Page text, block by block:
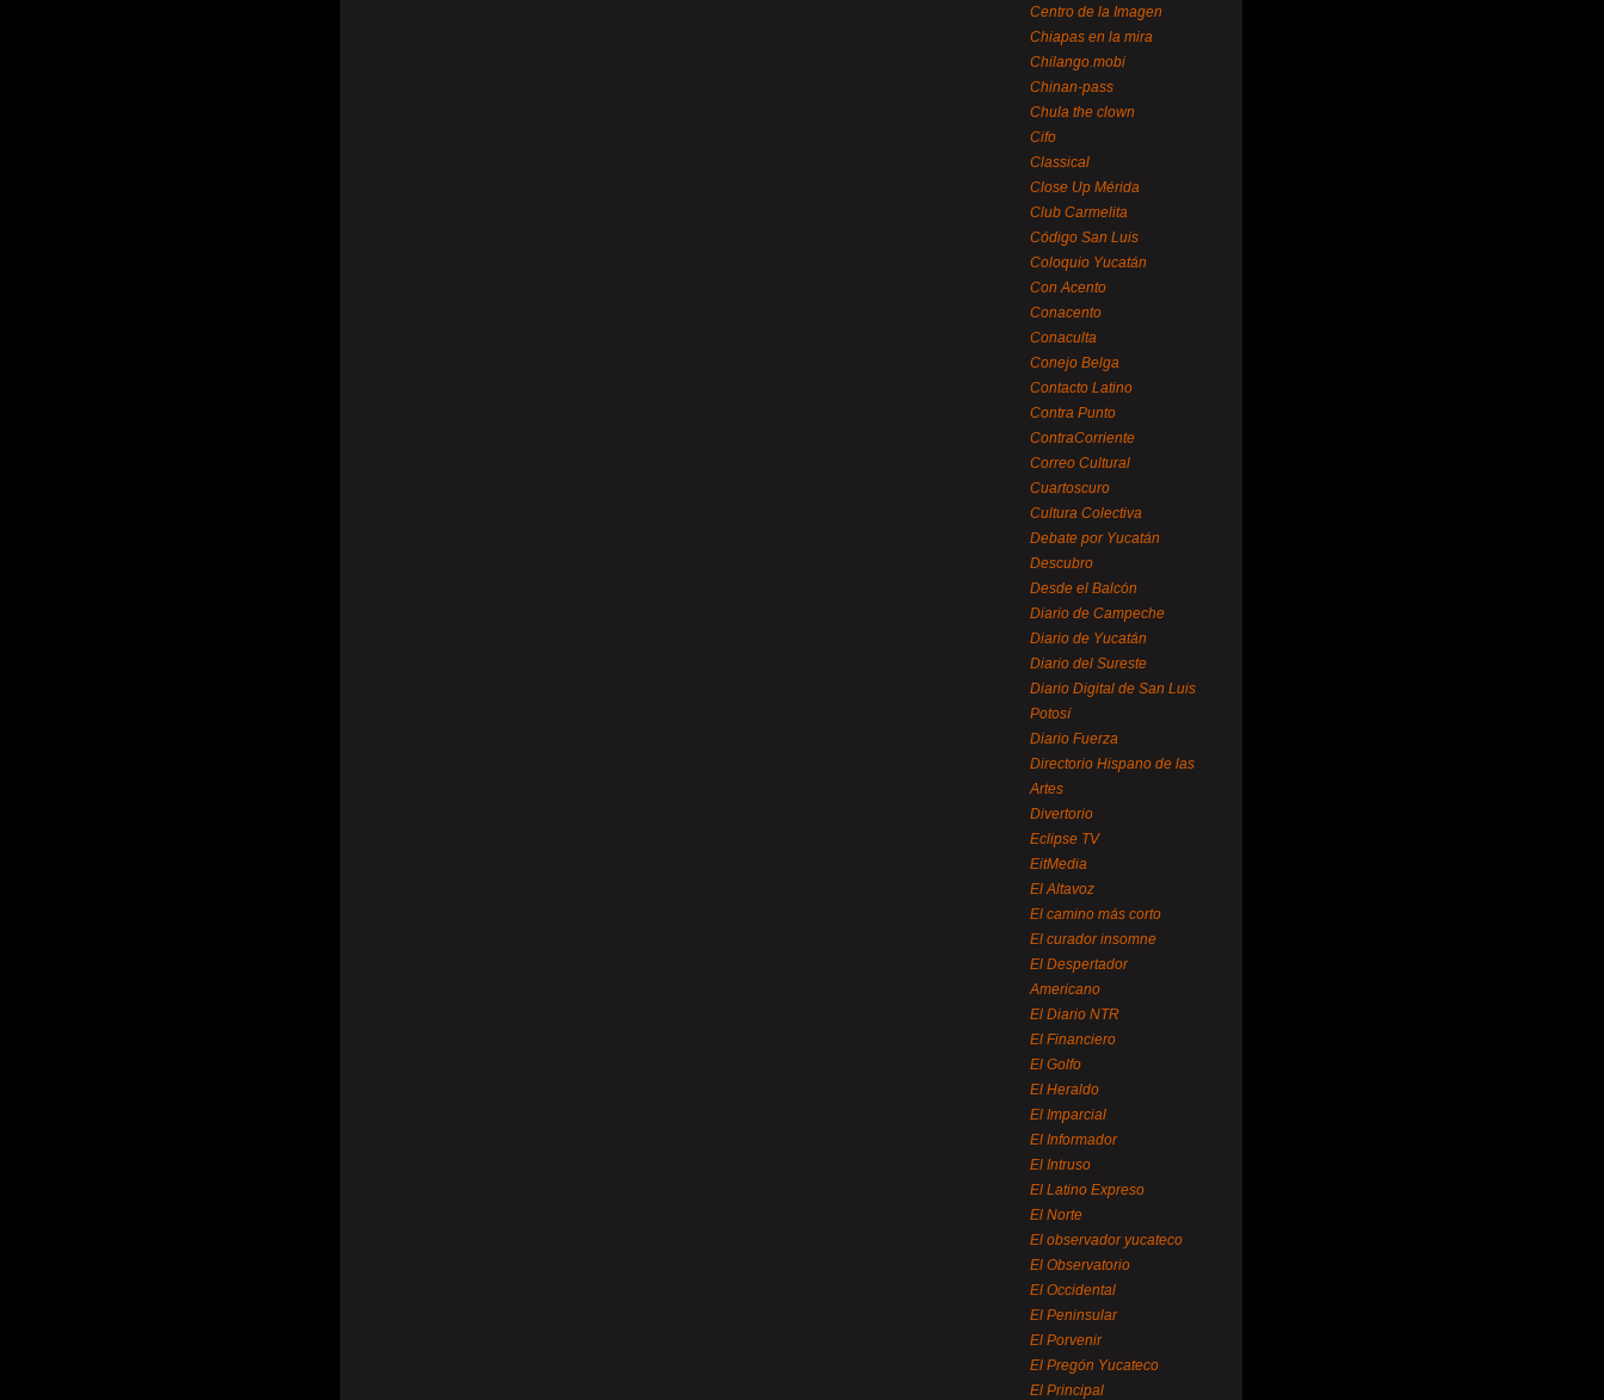
Centro de la Imagen
Chiapas en la mira
Chilango.mobi
Chinan-pass
Chula the clown
Cifo
Classical
Close Up Mérida
Club Carmelita
Código San Luis
Coloquio Yucatán
Con Acento
Conacento
Conaculta
Conejo Belga
Contacto Latino
Contra Punto
ContraCorriente
Correo Cultural
Cuartoscuro
Cultura Colectiva
Debate por Yucatán
Descubro
Desde el Balcón
Diario de Campeche
Diario de Yucatán
Diario del Sureste
Diario Digital de San Luis
Potosí
Diario Fuerza
Directorio Hispano de las
Artes
Divertorio
Eclipse TV
EitMedia
El Altavoz
El camino más corto
El curador insomne
El Despertador
Americano
El Diario NTR
El Financiero
El Golfo
El Heraldo
El Imparcial
El Informador
El Intruso
El Latino Expreso
El Norte
El observador yucateco
El Observatorio
El Occidental
El Peninsular
El Porvenir
El Pregón Yucateco
El Principal